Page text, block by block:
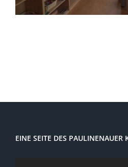
EINE SEITE DES PAULINENAUER